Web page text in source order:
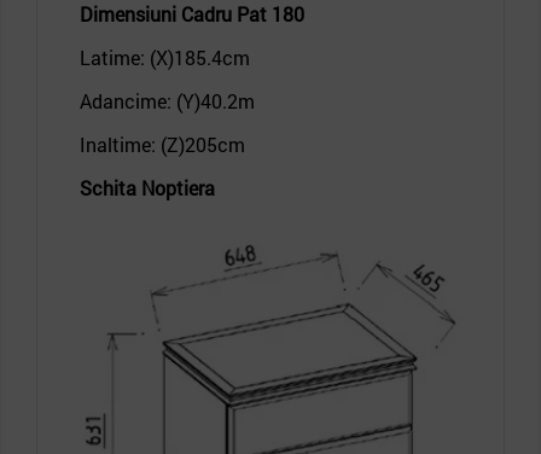
Dimensiuni Cadru Pat 180
Latime: (X)185.4cm
Adancime: (Y)40.2m
Inaltime: (Z)205cm
Schita Noptiera